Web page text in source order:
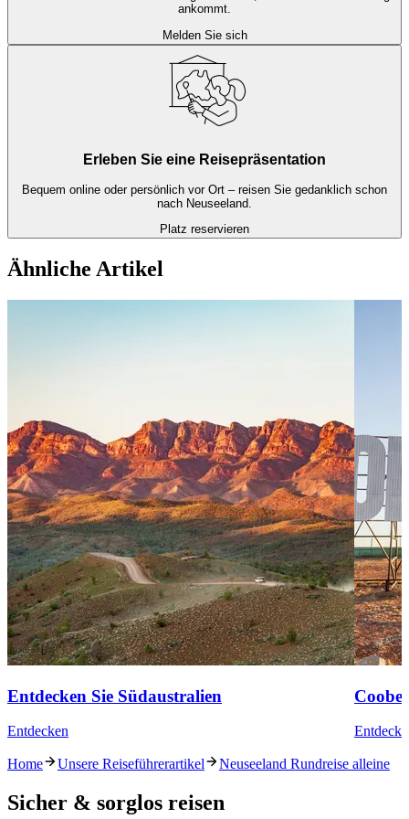
ankommt.
Melden Sie sich
Erleben Sie eine Reisepräsentation
Bequem online oder persönlich vor Ort – reisen Sie gedanklich schon
nach Neuseeland.
Platz reservieren
Ähnliche Artikel
Entdecken Sie Südaustralien
Entdecken
Home Unsere Reiseführerartikel Neuseeland Rundreise alleine
Sicher & sorglos reisen